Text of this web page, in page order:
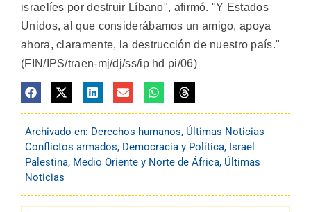
israelíes por destruir Líbano", afirmó. "Y Estados
Unidos, al que considerábamos un amigo, apoya
ahora, claramente, la destrucción de nuestro país."
(FIN/IPS/traen-mj/dj/ss/ip hd pi/06)
Archivado en: Derechos humanos, Últimas Noticias
Conflictos armados, Democracia y Política, Israel
Palestina, Medio Oriente y Norte de África, Últimas
Noticias